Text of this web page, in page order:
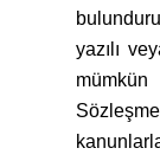
yazılı
mümkün